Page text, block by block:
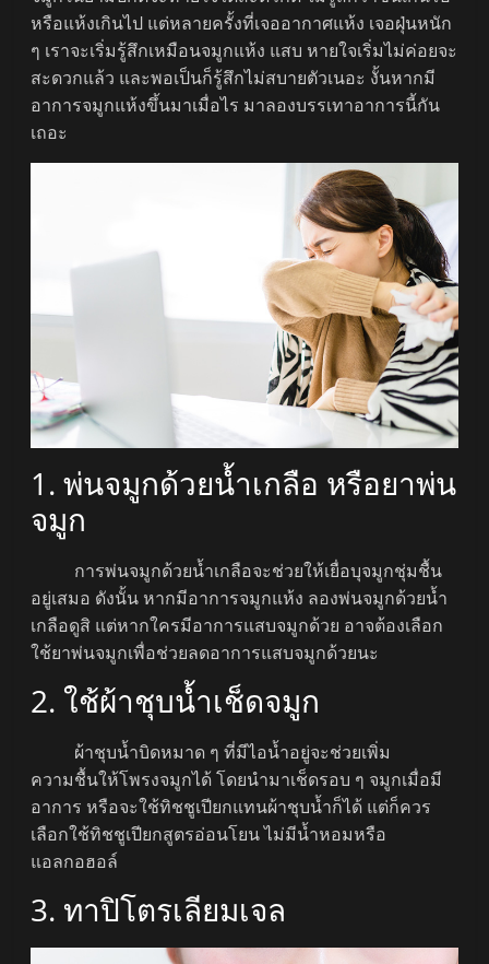
หรือแห้งเกินไป แต่หลายครั้งที่เจออากาศแห้ง เจอฝุ่นหนัก
ๆ เราจะเริ่มรู้สึกเหมือนจมูกแห้ง แสบ หายใจเริ่มไม่ค่อยจะ
สะดวกแล้ว และพอเป็นก็รู้สึกไม่สบายตัวเนอะ งั้นหากมี
อาการจมูกแห้งขึ้นมาเมื่อไร มาลองบรรเทาอาการนี้กัน
เถอะ
1. พ่นจมูกด้วยน้ำเกลือ หรือยาพ่น
จมูก
การพ่นจมูกด้วยน้ำเกลือจะช่วยให้เยื่อบุจมูกชุ่มชื้น
อยู่เสมอ ดังนั้น หากมีอาการจมูกแห้ง ลองพ่นจมูกด้วยน้ำ
เกลือดูสิ แต่หากใครมีอาการแสบจมูกด้วย อาจต้องเลือก
ใช้ยาพ่นจมูกเพื่อช่วยลดอาการแสบจมูกด้วยนะ
2. ใช้ผ้าชุบน้ำเช็ดจมูก
ผ้าชุบน้ำบิดหมาด ๆ ที่มีไอน้ำอยู่จะช่วยเพิ่ม
ความชื้นให้โพรงจมูกได้ โดยนำมาเช็ดรอบ ๆ จมูกเมื่อมี
อาการ หรือจะใช้ทิชชูเปียกแทนผ้าชุบน้ำก็ได้ แต่ก็ควร
เลือกใช้ทิชชูเปียกสูตรอ่อนโยน ไม่มีน้ำหอมหรือ
แอลกอฮอล์
3. ทาปิโตรเลียมเจล